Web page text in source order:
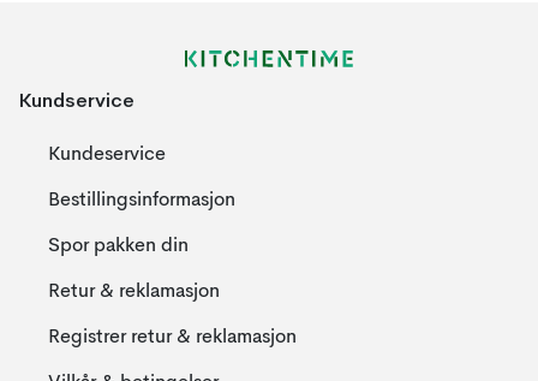
Kundservice
Kundeservice
Bestillingsinformasjon
Spor pakken din
Retur & reklamasjon
Registrer retur & reklamasjon